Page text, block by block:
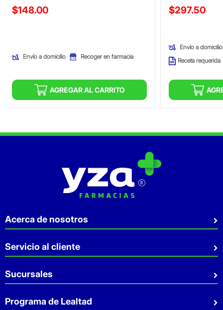
Precio reducido de
$148.00
Envío a domicilio Recoger en farmacia
AGREGAR AL CARRITO
Precio
$297.50
Envío a domicilio
Receta requerida
Acerca de nosotros
Quiénes somos
Sostenibilidad
Aviso de privacidad
Servicio al cliente
Preguntas Frecuentes
Contacto
Facturación
Sucursales
Sucursales
Programa de Lealtad